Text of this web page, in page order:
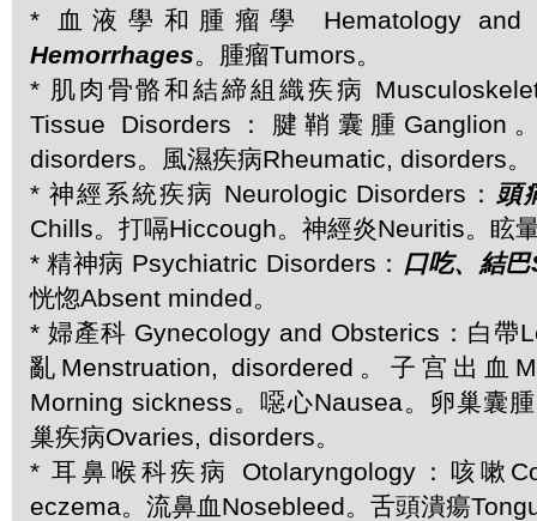
* 血液學和腫瘤學 Hematology and
Hemorrhages。腫瘤Tumors。
* 肌肉骨骼和結締組織疾病
Tissue Disorders：腱鞘囊腫Ganglion
disorders。風濕疾病Rheumatic, disorders。
* 神經系統疾病 Neurologic Disorders： 頭
Chills。打嗝Hiccough。神經炎Neuritis。眩
* 精神病 Psychiatric Disorders： 口吃、結
恍惚Absent minded。
* 婦產科 Gynecology and Obsterics：白帶
亂Menstruation, disordered。子宫出血
Morning sickness。噁心Nausea。卵巢囊
巢疾病Ovaries, disorders。
* 耳鼻喉科疾病 Otolaryngology：咳嗽
eczema。流鼻血Nosebleed。舌頭潰瘍